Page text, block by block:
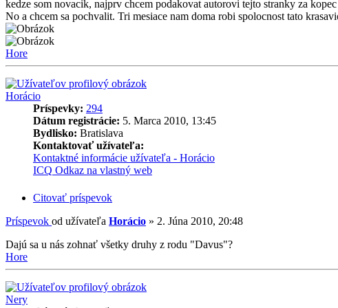
kedze som novacik, najprv chcem podakovat autorovi tejto stranky za
No a chcem sa pochvalit. Tri mesiace nam doma robi spolocnost tato
Hore
Horácio
Príspevky: 294
Dátum registrácie: 5. Marca 2010, 13:45
Bydlisko: Bratislava
Kontaktovať užívateľa:
Kontaktné informácie užívateľa - Horácio
ICQ Odkaz na vlastný web
Citovať príspevok
Príspevok od užívateľa Horácio » 2. Júna 2010, 20:48
Dajú sa u nás zohnať všetky druhy z rodu "Davus"?
Hore
Nery